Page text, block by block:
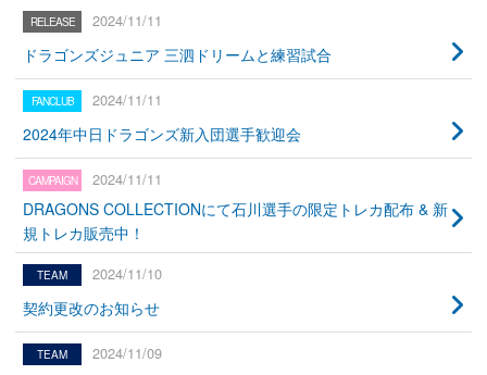
2024/11/11
ドラゴンズジュニア 三泗ドリームと練習試合
2024/11/11
2024年中日ドラゴンズ新入団選手歓迎会
2024/11/11
DRAGONS COLLECTIONにて石川選手の限定トレカ配布 & 新
規トレカ販売中！
2024/11/10
契約更改のお知らせ
2024/11/09